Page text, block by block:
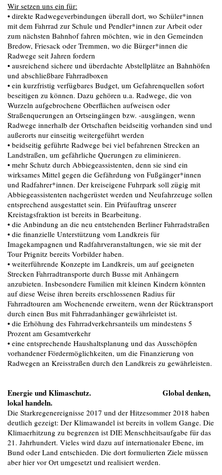
Wir setzen uns ein für:
• direkte Radwegeverbindungen überall dort, wo Schüler*innen
mit dem Fahrrad zur Schule und Pendler*innen zur Arbeit oder
zum nächsten Bahnhof fahren möchten, wie in den Gemeinden
Bredow, Friesack oder Tremmen, wo die Bürger*innen die
Radwege seit Jahren fordern
• ausreichend sichere und überdachte Abstellplätze an Bahnhöfen
und abschließbare Fahrradboxen
• ein kurzfristig verfügbares Budget, um Gefahrenquellen sofort
beseitigen zu können. Dazu gehören u.a. Radwege, die von
Wurzeln aufgebrochene Oberflächen aufweisen oder
Straßenquerungen an Ortseingängen bzw. -ausgängen, wenn
Radwege innerhalb der Ortschaften beidseitig vorhanden sind und
außerorts nur einseitig weitergeführt werden
• beidseitig geführte Radwege bei viel befahrenen Strecken an
Landstraßen, um gefährliche Querungen zu eliminieren.
• mehr Schutz durch Abbiegeassistenten, denn sie sind ein
wirksames Mittel gegen die Gefährdung von Fußgänger*innen
und Radfahrer*innen. Der kreiseigene Fuhrpark soll zügig mit
Abbiegeassistenten nachgerüstet werden und Neufahrzeuge sollen
entsprechend ausgestattet sein. Ein Prüfauftrag unserer
Kreistagsfraktion ist bereits in Bearbeitung.
• die Anbindung an die neu entstehenden Berliner Fahrradstraßen
• die finanzielle Unterstützung vom Landkreis für
Imagekampagnen und Radfahrveranstaltungen, wie sie mit der
Tour Prignitz bereits Vorbilder haben.
• weiterführende Konzepte im Landkreis, um auf geeigneten
Strecken Fahrradtransporte durch Busse mit Anhängern
anzubieten. Insbesondere Familien mit kleinen Kindern könnten
auf diese Weise ihren bereits erschlossenen Radius für
Fahrradtouren am Wochenende erweitern, wenn der Rücktransport
durch einen Bus mit Fahrradanhänger gewährleistet ist.
• die Erhöhung des Fahrradverkehrsanteils um mindestens 5
Prozent am Gesamtverkehr
• eine entsprechende Haushaltsplanung und das Ausschöpfen
vorhandener Fördermöglichkeiten, um die Finanzierung von
Radwegen an Kreisstraßen durch den Landkreis zu gewährleisten.
Energie und Klimaschutz. Global denken,
lokal handeln.
Die Starkregenereignisse 2017 und der Hitzesommer 2018 haben
deutlich gezeigt: Der Klimawandel ist bereits in vollem Gange. Die
Klimaerhitzung zu begrenzen ist DIE Menschheitsaufgabe für das
21. Jahrhundert. Vieles wird dazu auf internationaler Ebene, im
Bund oder Land entschieden. Die dort formulierten Ziele müssen
aber hier vor Ort umgesetzt und realisiert werden.